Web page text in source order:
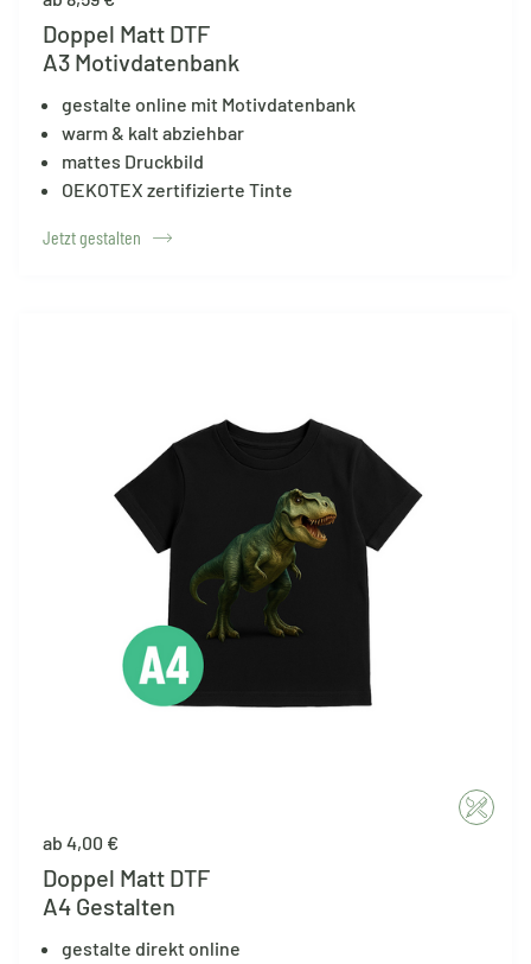
Doppel Matt DTF
A3 Motivdatenbank
gestalte online mit Motivdatenbank
warm & kalt abziehbar
mattes Druckbild
OEKOTEX zertifizierte Tinte
Jetzt gestalten
ab 4,00 €
Doppel Matt DTF
A4 Gestalten
gestalte direkt online